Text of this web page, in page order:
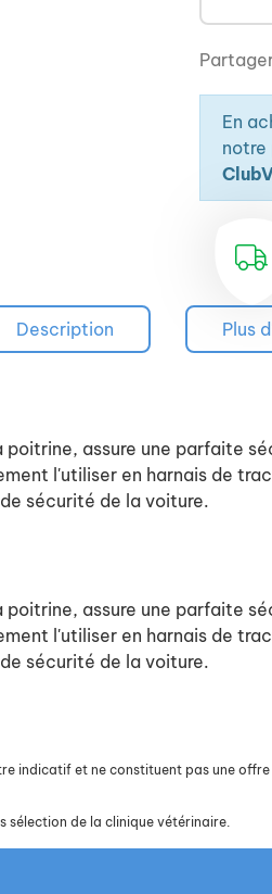
En
notre
Description Plus
poitrine, assure une parfaite
l'utiliser en harnais de
sécurité de la voiture.
poitrine, assure une parfaite
l'utiliser en harnais de
sécurité de la voiture.
indicatif et ne constituent pas une
sélection de la clinique vétérinaire.